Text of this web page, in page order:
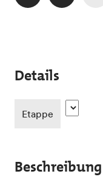
Details
Etappe
Beschreibung